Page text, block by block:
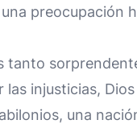
preocupación
tanto
injusticias,
una